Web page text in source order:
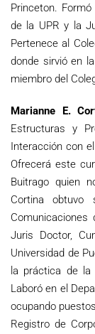
Princeton.
de la UPR y la
Pertenece al
donde sirvió en
miembro del
Marianne E.
Estructuras y
Interacción con
Ofrecerá este
Buitrago quien
Cortina
Juris Doctor,
Universidad de
la práctica de la
Laboró en el
ocupando
Registro de